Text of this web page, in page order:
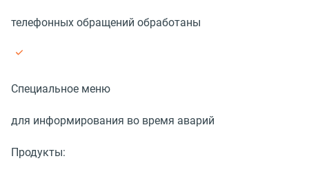
телефонных обращений обработаны
Специальное меню
для информирования во время аварий
Продукты: